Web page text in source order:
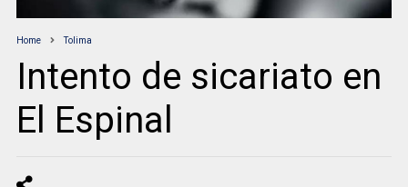
Home Tolima
Intento de sicariato en
El Espinal